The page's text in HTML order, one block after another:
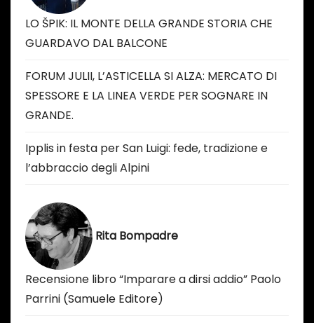
LO ŠPIK: IL MONTE DELLA GRANDE STORIA CHE
GUARDAVO DAL BALCONE
FORUM JULII, L’ASTICELLA SI ALZA: MERCATO DI
SPESSORE E LA LINEA VERDE PER SOGNARE IN
GRANDE.
Ipplis in festa per San Luigi: fede, tradizione e
l’abbraccio degli Alpini
Rita Bompadre
Recensione libro “Imparare a dirsi addio” Paolo
Parrini (Samuele Editore)